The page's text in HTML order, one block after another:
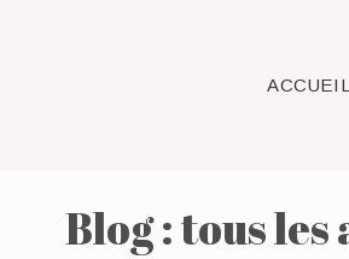
ACCUEIL
Blog : tous